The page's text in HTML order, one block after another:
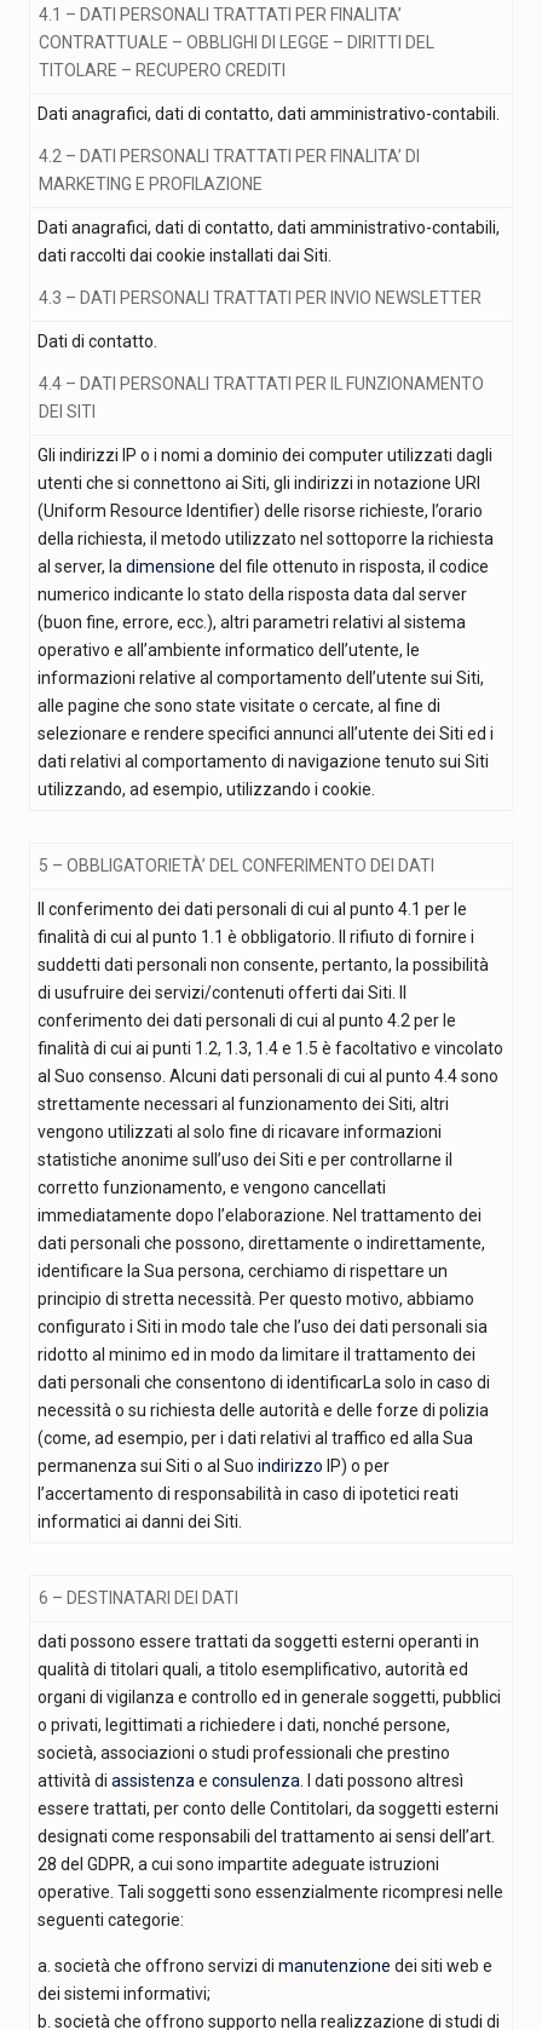
4.1 – DATI PERSONALI TRATTATI PER FINALITA’
CONTRATTUALE – OBBLIGHI DI LEGGE – DIRITTI DEL
TITOLARE – RECUPERO CREDITI
Dati anagrafici, dati di contatto, dati amministrativo-contabili.
4.2 – DATI PERSONALI TRATTATI PER FINALITA’ DI
MARKETING E PROFILAZIONE
Dati anagrafici, dati di contatto, dati amministrativo-contabili,
dati raccolti dai cookie installati dai Siti.
4.3 – DATI PERSONALI TRATTATI PER INVIO NEWSLETTER
Dati di contatto.
4.4 – DATI PERSONALI TRATTATI PER IL FUNZIONAMENTO
DEI SITI
Gli indirizzi IP o i nomi a dominio dei computer utilizzati dagli
utenti che si connettono ai Siti, gli indirizzi in notazione URI
(Uniform Resource Identifier) delle risorse richieste, l’orario
della richiesta, il metodo utilizzato nel sottoporre la richiesta
al server, la dimensione del file ottenuto in risposta, il codice
numerico indicante lo stato della risposta data dal server
(buon fine, errore, ecc.), altri parametri relativi al sistema
operativo e all’ambiente informatico dell’utente, le
informazioni relative al comportamento dell’utente sui Siti,
alle pagine che sono state visitate o cercate, al fine di
selezionare e rendere specifici annunci all’utente dei Siti ed i
dati relativi al comportamento di navigazione tenuto sui Siti
utilizzando, ad esempio, utilizzando i cookie.
5 – OBBLIGATORIETÀ’ DEL CONFERIMENTO DEI DATI
Il conferimento dei dati personali di cui al punto 4.1 per le
finalità di cui al punto 1.1 è obbligatorio. Il rifiuto di fornire i
suddetti dati personali non consente, pertanto, la possibilità
di usufruire dei servizi/contenuti offerti dai Siti. Il
conferimento dei dati personali di cui al punto 4.2 per le
finalità di cui ai punti 1.2, 1.3, 1.4 e 1.5 è facoltativo e vincolato
al Suo consenso. Alcuni dati personali di cui al punto 4.4 sono
strettamente necessari al funzionamento dei Siti, altri
vengono utilizzati al solo fine di ricavare informazioni
statistiche anonime sull’uso dei Siti e per controllarne il
corretto funzionamento, e vengono cancellati
immediatamente dopo l’elaborazione. Nel trattamento dei
dati personali che possono, direttamente o indirettamente,
identificare la Sua persona, cerchiamo di rispettare un
principio di stretta necessità. Per questo motivo, abbiamo
configurato i Siti in modo tale che l’uso dei dati personali sia
ridotto al minimo ed in modo da limitare il trattamento dei
dati personali che consentono di identificarLa solo in caso di
necessità o su richiesta delle autorità e delle forze di polizia
(come, ad esempio, per i dati relativi al traffico ed alla Sua
permanenza sui Siti o al Suo indirizzo IP) o per
l’accertamento di responsabilità in caso di ipotetici reati
informatici ai danni dei Siti.
6 – DESTINATARI DEI DATI
dati possono essere trattati da soggetti esterni operanti in
qualità di titolari quali, a titolo esemplificativo, autorità ed
organi di vigilanza e controllo ed in generale soggetti, pubblici
o privati, legittimati a richiedere i dati, nonché persone,
società, associazioni o studi professionali che prestino
attività di assistenza e consulenza . I dati possono altresì
essere trattati, per conto delle Contitolari, da soggetti esterni
designati come responsabili del trattamento ai sensi dell’art.
28 del GDPR, a cui sono impartite adeguate istruzioni
operative. Tali soggetti sono essenzialmente ricompresi nelle
seguenti categorie:
a. società che offrono servizi di manutenzione dei siti web e
dei sistemi informativi;
b. società che offrono supporto nella realizzazione di studi di